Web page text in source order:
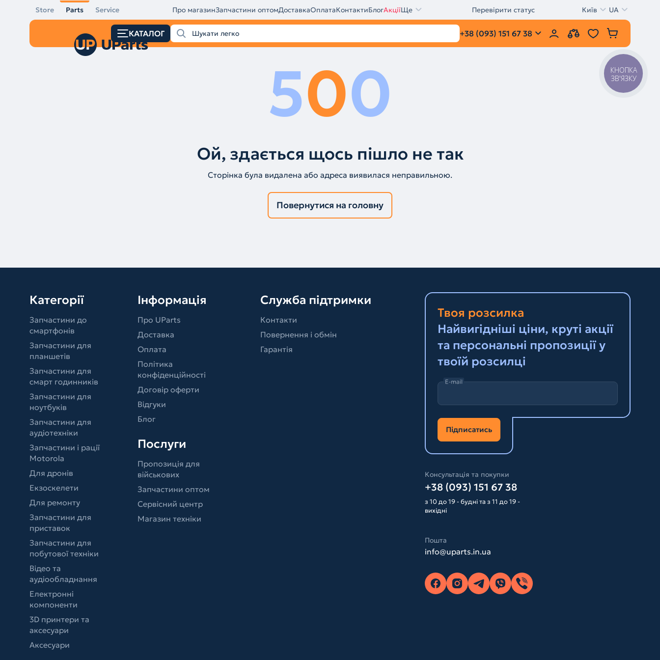
Store Parts Service Про магазинЗапчастини оптомДоставкаОплатаКонтактиБлогАкціїЩе Перевірити статус Київ UA
КАТАЛОГ +38 (093) 151 67 38
500
Ой, здається щось пішло не так
Сторінка була видалена або адреса виявилася неправильною.
Повернутися на головну
Категорії
Запчастини до
смартфонів
Запчастини для
планшетів
Запчастини для
смарт годинників
Запчастини для
ноутбуків
Запчастини для
аудіотехніки
Запчастини і рації
Motorola
Для дронів
Екзоскелети
Для ремонту
Запчастини для
приставок
Запчастини для
побутової техніки
Відео та
аудіообладнання
Електронні
компоненти
3D принтери та
аксесуари
Аксесуари
Інформація
Про UParts
Доставка
Оплата
Політика
конфіденційності
Договір оферти
Відгуки
Блог
Послуги
Пропозиція для
військових
Запчастини оптом
Сервісний центр
Магазин техніки
Служба підтримки
Контакти
Повернення і обмін
Гарантія
Твоя розсилка
Найвигідніші ціни, круті акції
та персональні пропозиції у
твоїй розсилці
E-mail
Підписатись
Консультація та покупки
+38 (093) 151 67 38
з 10 до 19 - будні та з 11 до 19 -
вихідні
Пошта
info@uparts.in.ua
КНОПКА
ЗВ'ЯЗКУ